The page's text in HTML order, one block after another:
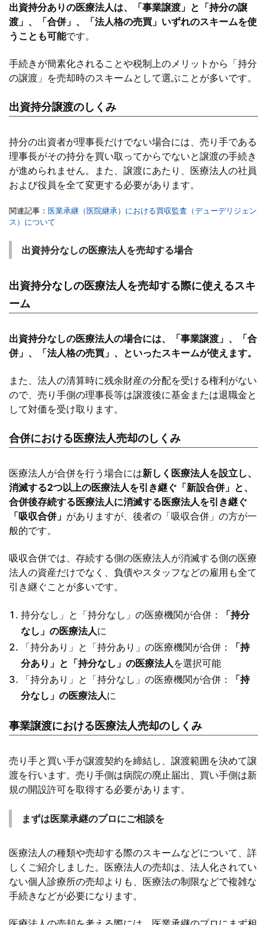
出資持分ありの医療法人は、「事業譲渡」と「持分の譲
渡」、「合併」、「法人格の売買」いずれのスキームを使
うことも可能です。
手続きが簡素化されることや税制上のメリットから「持分
の譲渡」を売却時のスキームとして選ぶことが多いです。
出資持分譲渡のしくみ
持分の出資者が理事長だけでない場合には、売り手である
理事長がその持分を買い取ってからでないと譲渡の手続き
が進められません。また、譲渡にあたり、医療法人の社員
および役員を全て変更する必要があります。
関連記事： 医業承継（医院継承）における買収監査（デューデリジェン
ス）について
出資持分なしの医療法人を売却する場合
出資持分なしの医療法人を売却する際に使えるスキ
ーム
出資持分なしの医療法人の場合には、「事業譲渡」、「合
併」、「法人格の売買」、といったスキームが使えます。
また、法人の清算時に残余財産の分配を受ける権利がない
ので、売り手側の理事長等は譲渡後に基金または退職金と
して対価を受け取ります。
合併における医療法人売却のしくみ
医療法人が合併を行う場合には新しく医療法人を設立し、
消滅する2つ以上の医療法人を引き継ぐ「新設合併」と、
合併後存続する医療法人に消滅する医療法人を引き継ぐ
「吸収合併」 がありますが、後者の「吸収合併」の方が一
般的です。
吸収合併では、存続する側の医療法人が消滅する側の医療
法人の資産だけでなく、負債やスタッフなどの雇用も全て
引き継ぐことが多いです。
持分なし」と「持分なし」の医療機関が合併：
「持分
なし」の医療法人に
「持分あり」と「持分あり」の医療機関が合併：
「持
分あり」と「持分なし」の医療法人 を選択可能
「持分あり」と「持分なし」の医療機関が合併：
「持
分なし」の医療法人に
事業譲渡における医療法人売却のしくみ
売り手と買い手が譲渡契約を締結し、譲渡範囲を決めて譲
渡を行います。売り手側は病院の廃止届出、買い手側は新
規の開設許可を取得する必要があります。
まずは医業承継のプロにご相談を
医療法人の種類や売却する際のスキームなどについて、詳
しくご紹介しました。医療法人の売却は、法人化されてい
ない個人診療所の売却よりも、医療法の制限などで複雑な
手続きなどが必要になります。